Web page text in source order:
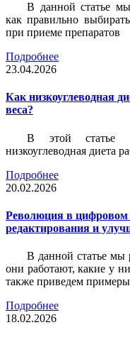
В данной статье мы
как правильно
при приеме препаратов
Подробнее
23.04.2026
Как низкоуглеводная
веса?
В этой статье
низкоуглеводная диета
Подробнее
20.02.2026
Революция в цифровом
редактирования и
В данной статье мы
они работают, какие у
также приведем
Подробнее
18.02.2026